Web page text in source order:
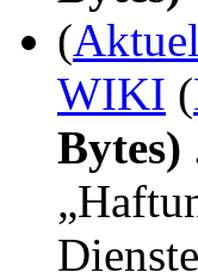
(
WIKI (
Bytes)